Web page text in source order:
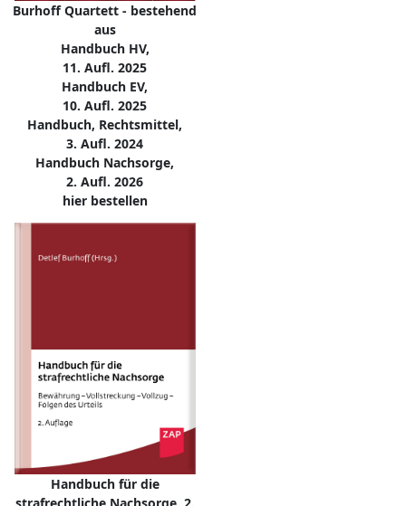
Burhoff Quartett - bestehend
aus
Handbuch HV,
11. Aufl. 2025
Handbuch EV,
10. Aufl. 2025
Handbuch, Rechtsmittel,
3. Aufl. 2024
Handbuch Nachsorge,
2. Aufl. 2026
hier bestellen
Handbuch für die
strafrechtliche Nachsorge, 2.